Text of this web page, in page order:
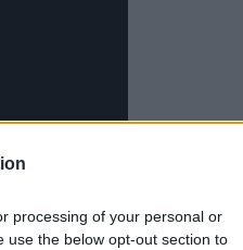
processing of your personal or
use the below opt-out section to